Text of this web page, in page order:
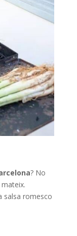
? No
salsa romesco